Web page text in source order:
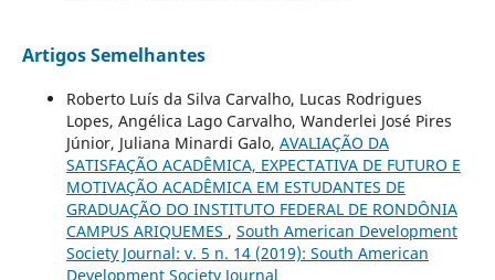
Artigos Semelhantes
Roberto Luís da Silva Carvalho, Lucas Rodrigues
Lopes, Angélica Lago Carvalho, Wanderlei José Pires
Júnior, Juliana Minardi Galo, AVALIAÇÃO DA
SATISFAÇÃO ACADÊMICA, EXPECTATIVA DE FUTURO E
MOTIVAÇÃO ACADÊMICA EM ESTUDANTES DE
GRADUAÇÃO DO INSTITUTO FEDERAL DE RONDÔNIA
CAMPUS ARIQUEMES , South American Development
Society Journal: v. 5 n. 14 (2019): South American
Development Society Journal